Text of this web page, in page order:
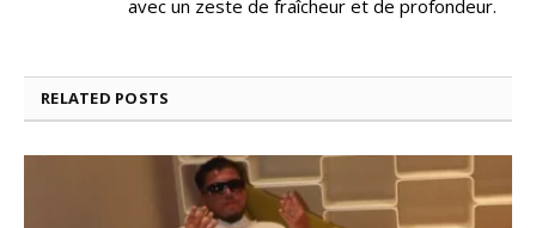
avec un zeste de fraîcheur et de profondeur.
RELATED POSTS